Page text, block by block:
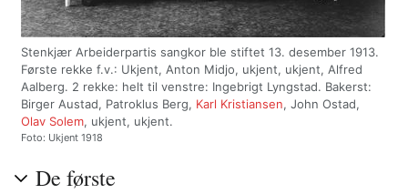
Stenkjær Arbeiderpartis sangkor ble stiftet 13. desember 1913.
Første rekke f.v.: Ukjent, Anton Midjo, ukjent, ukjent, Alfred
Aalberg. 2 rekke: helt til venstre: Ingebrigt Lyngstad. Bakerst:
Birger Austad, Patroklus Berg, Karl Kristiansen, John Ostad,
Olav Solem, ukjent, ukjent.
Foto: Ukjent 1918
De første